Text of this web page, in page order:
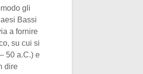
gli
Bassi
a fornire
su cui si
50 a.C.) e
dire